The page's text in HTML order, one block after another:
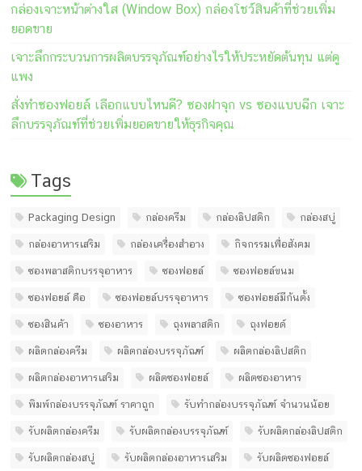
กล่องเจาะหน้าต่างใส (Window Box) กล่องโชว์สินค้าที่ช่วยเพิ่ม
ยอดขาย
เจาะลึกกระบวนการผลิตบรรจุภัณฑ์อย่างไรให้ประหยัดต้นทุน แต่ดู
แพง
สั่งทำซองฟอยล์ เลือกแบบไหนดี? ซองฝาจุก vs ซองแบบฉีก เจาะ
ลึกบรรจุภัณฑ์ที่ช่วยเพิ่มยอดขายให้ธุรกิจคุณ
Tags
Packaging Design กล่องครีม กล่องลิปสติก กล่องสบู่
กล่องอาหารเสริม กล่องเครื่องสำอาง กิจกรรมเพื่อสังคม
ซองพลาสติกบรรจุอาหาร ซองฟอยล์ ซองฟอยล์ขนม
ซองฟอยล์ คือ ซองฟอยล์บรรจุอาหาร ซองฟอยล์มีก้นตั้ง
ซองสินค้า ซองอาหาร ถุงพลาสติก ถุงฟอยด์
ผลิตกล่องครีม ผลิตกล่องบรรจุภัณฑ์ ผลิตกล่องลิปสติก
ผลิตกล่องอาหารเสริม ผลิตซองฟอยล์ ผลิตซองอาหาร
พิมพ์กล่องบรรจุภัณฑ์ ราคาถูก รับทํากล่องบรรจุภัณฑ์ จํานวนน้อย
รับผลิตกล่องครีม รับผลิตกล่องบรรจุภัณฑ์ รับผลิตกล่องลิปสติก
รับผลิตกล่องสบู่ รับผลิตกล่องอาหารเสริม รับผลิตซองฟอยล์